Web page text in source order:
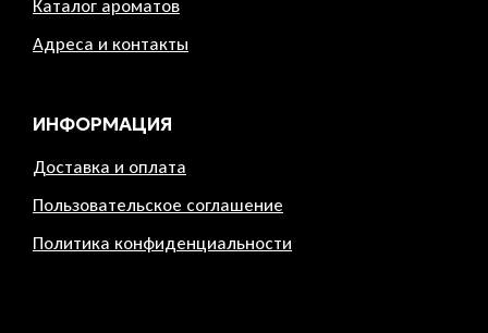
Каталог ароматов
Адреса и контакты
ИНФОРМАЦИЯ
Доставка и оплата
Пользовательское соглашение
Политика конфиденциальности